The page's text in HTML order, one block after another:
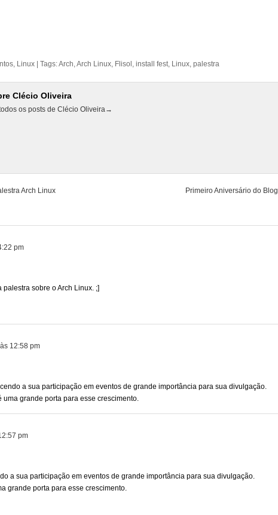
, Linux | Tags:Arch,Arch Linux, Flisol , install fest, Linux, palestra
Clécio Oliveira
os posts de Clécio Oliveira→
Arch Linux Primeiro Aniversário do Blog
pm
sobre o Arch Linux. ;]
12:58 pm
a sua participação em eventos de grande importância para sua divulgação.
uma grande porta para esse crescimento.
pm
a sua participação em eventos de grande importância para sua divulgação.
grande porta para esse crescimento.